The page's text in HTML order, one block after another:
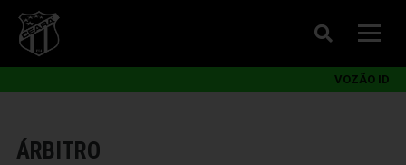
VOZÃO ID
ÁRBITRO